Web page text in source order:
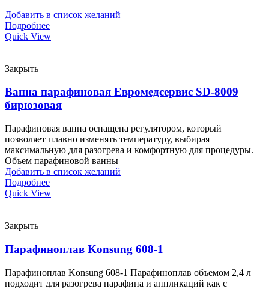
Добавить в список желаний
Подробнее
Quick View
Закрыть
Ванна парафиновая Евромедсервис SD-8009
бирюзовая
Парафиновая ванна оснащена регулятором, который
позволяет плавно изменять температуру, выбирая
максимальную для разогрева и комфортную для процедуры.
Объем парафиновой ванны
Добавить в список желаний
Подробнее
Quick View
Закрыть
Парафиноплав Konsung 608-1
Парафиноплав Konsung 608-1 Парафиноплав объемом 2,4 л
подходит для разогрева парафина и аппликаций как с